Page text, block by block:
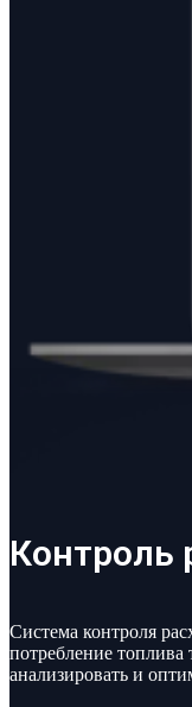
Контроль
Система контроля
потребление
анализировать и